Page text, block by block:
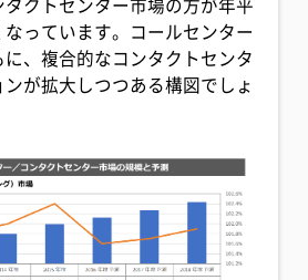
タクトセンター市場の方が年平
っています。コールセンター
、複合的なコンタクトセンタ
が拡大しつつある構図でしょ